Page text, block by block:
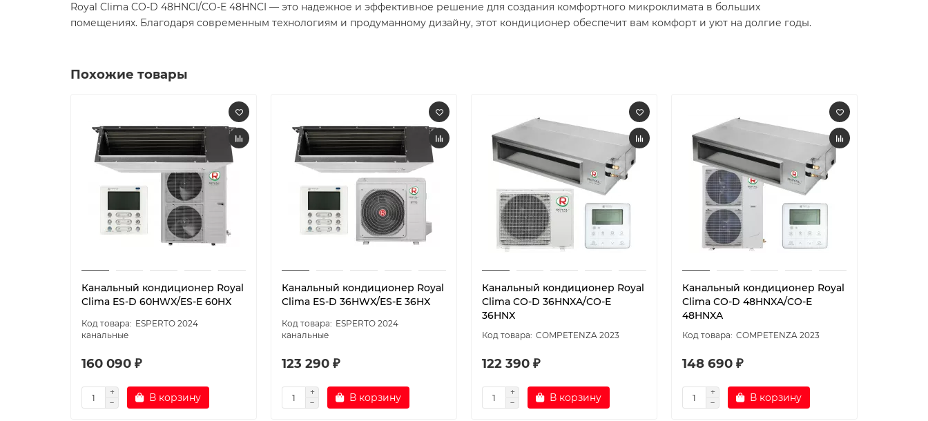
Royal Clima CO-D 48HNCI/CO-E 48HNCI — это надежное и эффективное решение для создания комфортного микроклимата в больших
помещениях. Благодаря современным технологиям и продуманному дизайну, этот кондиционер обеспечит вам комфорт и уют на долгие годы.
Похожие товары
Канальный кондиционер Royal
Clima ES-D 60HWX/ES-E 60HX
ESPERTO 2024
канальные
160 090 ₽
В корзину
Канальный кондиционер Royal
Clima ES-D 36HWX/ES-E 36HX
ESPERTO 2024
канальные
123 290 ₽
В корзину
Канальный кондиционер Royal
Clima CO-D 36HNXA/CO-E
36HNX
COMPETENZA 2023
122 390 ₽
В корзину
Канальный кондиционер Royal
Clima CO-D 48HNXA/CO-E
48HNXA
COMPETENZA 2023
148 690 ₽
В корзину